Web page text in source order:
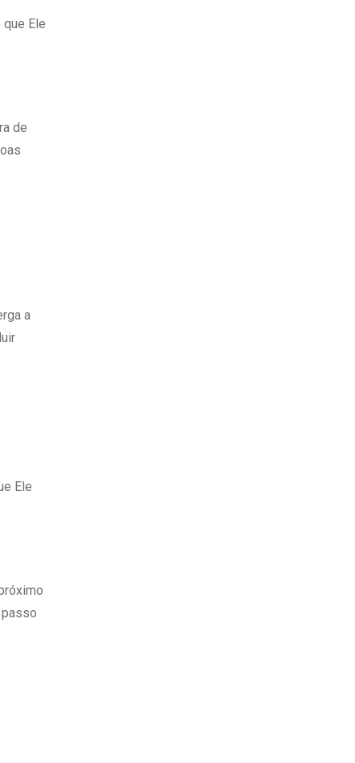
Ele
de
a
Ele